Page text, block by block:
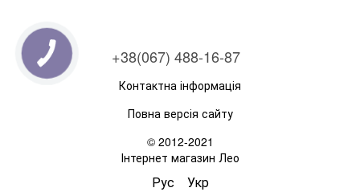
+38(067) 488-16-87
Контактна інформація
Повна версія сайту
© 2012-2021
Інтернет магазин Лео
Рус Укр